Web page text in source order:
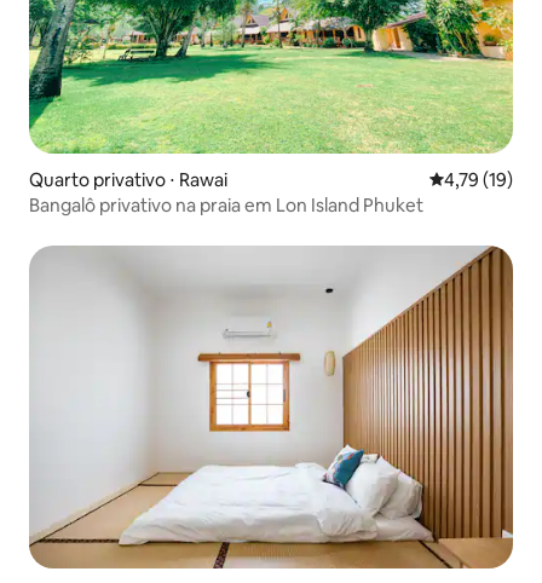
Quarto privativo ⋅ Rawai 4,79 de uma
4,79 (19)
Bangalô privativo na praia em Lon Island Phuket